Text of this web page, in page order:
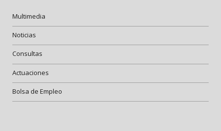
Multimedia
Noticias
Consultas
Actuaciones
Bolsa de Empleo